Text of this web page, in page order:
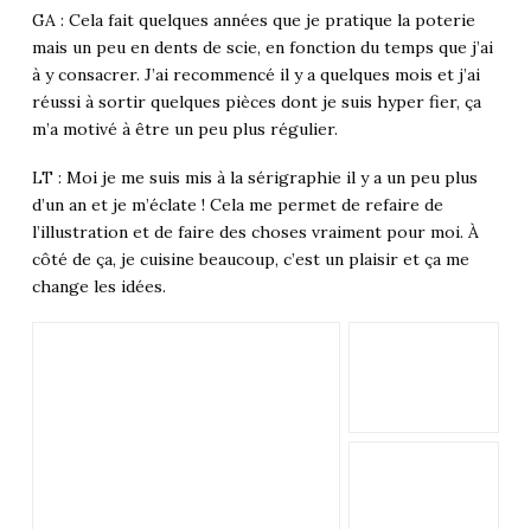
GA : Cela fait quelques années que je pratique la poterie
mais un peu en dents de scie, en fonction du temps que j’ai
à y consacrer. J’ai recommencé il y a quelques mois et j’ai
réussi à sortir quelques pièces dont je suis hyper fier, ça
m’a motivé à être un peu plus régulier.
LT : Moi je me suis mis à la sérigraphie il y a un peu plus
d’un an et je m’éclate ! Cela me permet de refaire de
l’illustration et de faire des choses vraiment pour moi. À
côté de ça, je cuisine beaucoup, c’est un plaisir et ça me
change les idées.